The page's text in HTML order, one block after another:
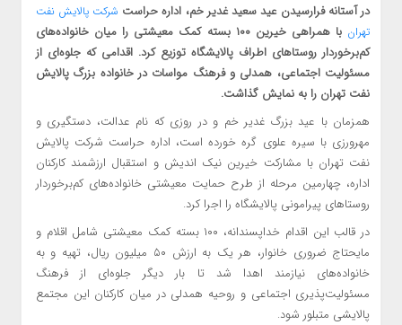
در آستانه فرارسیدن عید سعید غدیر خم، اداره حراست شرکت پالایش نفت
تهران
با همراهی خیرین ۱۰۰ بسته کمک معیشتی را میان خانواده‌های
کم‌برخوردار روستاهای اطراف پالایشگاه توزیع کرد. اقدامی که جلوه‌ای از
مسئولیت اجتماعی، همدلی و فرهنگ مواسات در خانواده بزرگ پالایش
نفت تهران را به نمایش گذاشت.
همزمان با عید بزرگ غدیر خم و در روزی که نام عدالت، دستگیری و
مهرورزی با سیره علوی گره خورده است، اداره حراست شرکت پالایش
نفت تهران با مشارکت خیرین نیک ‌اندیش و استقبال ارزشمند کارکنان
اداره، چهارمین مرحله از طرح حمایت معیشتی خانواده‌های کم‌برخوردار
روستاهای پیرامونی پالایشگاه را اجرا کرد.
در قالب این اقدام خداپسندانه، ۱۰۰ بسته کمک معیشتی شامل اقلام و
مایحتاج ضروری خانوار، هر یک به ارزش ۵۰ میلیون ریال، تهیه و به
خانواده‌های نیازمند اهدا شد تا بار دیگر جلوه‌ای از فرهنگ
مسئولیت‌پذیری اجتماعی و روحیه همدلی در میان کارکنان این مجتمع
پالایشی متبلور شود.